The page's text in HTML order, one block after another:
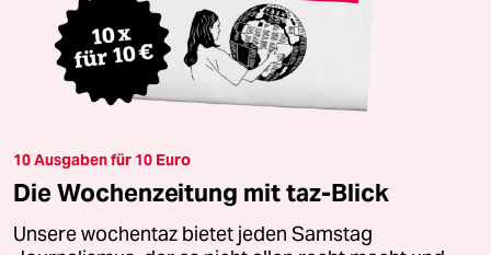
10 Ausgaben für 10 Euro
Die Wochenzeitung mit taz-Blick
Unsere wochentaz bietet jeden Samstag